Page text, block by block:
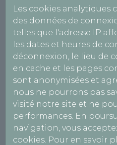
Les cookies
des données de
telles que l'adresse IP
les dates et heures de
déconnexion, le lieu de
en cache et les pages
sont anonymisées et
nous ne pourrons pas
visité notre site et ne
performances. En
navigation, vous
cookies. Pour en savoir
AutoBilan-Systems
collecte et le
personnelles
conformes à la loi n°
modifiée, relative à
et aux libertés (dite
Libertés ») et du
27 avril 2016 dit «
protection des données
politique décrit la
Systems s’engage
protéger vos